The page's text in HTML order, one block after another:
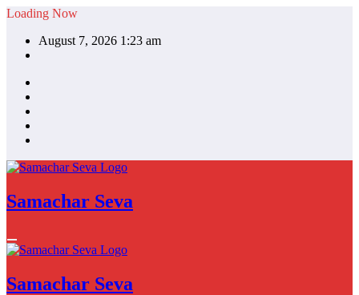
Skip
content
Loading Now
August 7, 2026 1:23 am
Samachar Seva
Samachar Seva